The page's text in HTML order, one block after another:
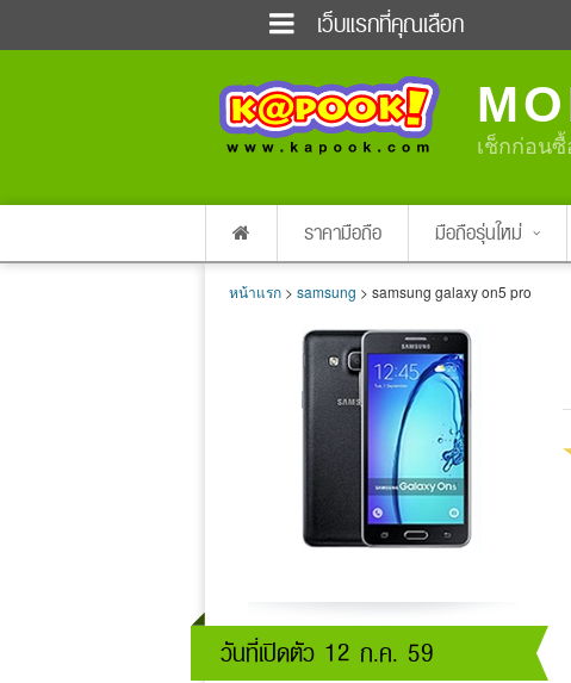
เว็บแรกที่คุณเลือก
ฟังวิทยุออนไลน์
เกม
แต่งงาน
แม่และเด็ก
dictionary
เช็คความเร็วเน็ต
เช็กก่อนซื้
ราคามือถือ มือถือรุ่นใหม่
หน้าแรก > samsung > samsung galaxy on5 pro
วันที่เปิดตัว 12 ก.ค. 59